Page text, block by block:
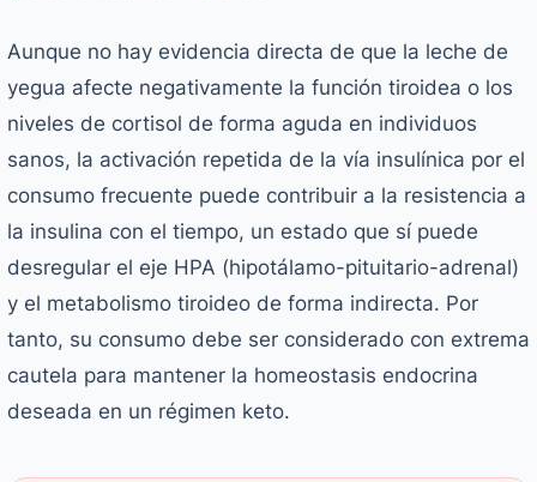
Aunque no hay evidencia directa de que la leche de
yegua afecte negativamente la función tiroidea o los
niveles de cortisol de forma aguda en individuos
sanos, la activación repetida de la vía insulínica por el
consumo frecuente puede contribuir a la resistencia a
la insulina con el tiempo, un estado que sí puede
desregular el eje HPA (hipotálamo-pituitario-adrenal)
y el metabolismo tiroideo de forma indirecta. Por
tanto, su consumo debe ser considerado con extrema
cautela para mantener la homeostasis endocrina
deseada en un régimen keto.